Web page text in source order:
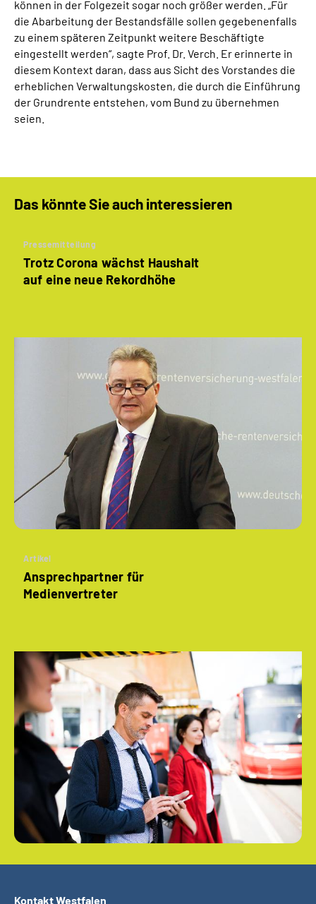
können in der Folgezeit sogar noch größer werden. „Für
die Abarbeitung der Bestandsfälle sollen gegebenenfalls
zu einem späteren Zeitpunkt weitere Beschäftigte
eingestellt werden“, sagte Prof. Dr. Verch. Er erinnerte in
diesem Kontext daran, dass aus Sicht des Vorstandes die
erheblichen Verwaltungskosten, die durch die Einführung
der Grundrente entstehen, vom Bund zu übernehmen
seien.
Das könnte Sie auch interessieren
Pressemitteilung
Trotz Corona wächst Haushalt
auf eine neue Rekordhöhe
Artikel
Ansprechpartner für
Medienvertreter
Kontakt Westfalen